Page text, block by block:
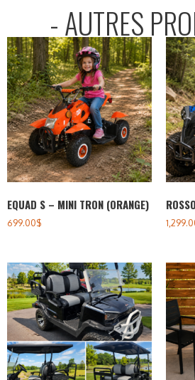
- AUTRES
EQUAD S – MINI TRON (ORANGE)
699.00$